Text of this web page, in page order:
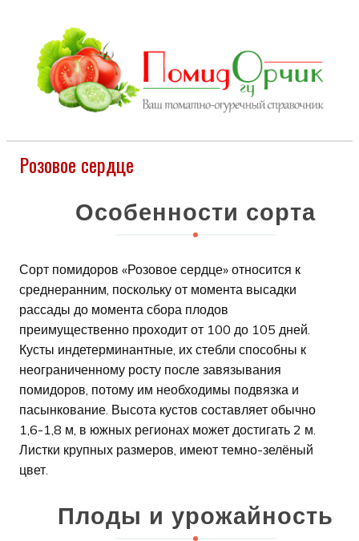
Розовое сердце
Особенности сорта
Сорт помидоров «Розовое сердце» относится к
среднеранним, поскольку от момента высадки
рассады до момента сбора плодов
преимущественно проходит от 100 до 105 дней.
Кусты индетерминантные, их стебли способны к
неограниченному росту после завязывания
помидоров, потому им необходимы подвязка и
пасынкование. Высота кустов составляет обычно
1,6-1,8 м, в южных регионах может достигать 2 м.
Листки крупных размеров, имеют темно-зелёный
цвет.
Плоды и урожайность